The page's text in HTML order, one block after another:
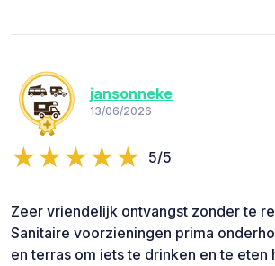
jansonneke
13/06/2026
5/5
Zeer vriendelijk ontvangst zonder te
Sanitaire voorzieningen prima
en terras om iets te drinken en te eten